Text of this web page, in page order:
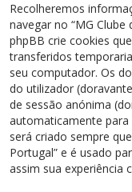
Recolheremos
navegar no “MG
phpBB crie cookies
transferidos
seu computador. Os
do utilizador
de sessão anónima
automaticamente
será criado sempre
Portugal” e é usado
assim sua experiência